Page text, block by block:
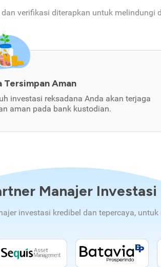
verifikasi diterapkan untuk melindungi
Tersimpan Aman
investasi reksadana Anda akan terjaga
aman pada bank kustodian.
Manajer Investasi
investasi kredibel dan tepercaya,